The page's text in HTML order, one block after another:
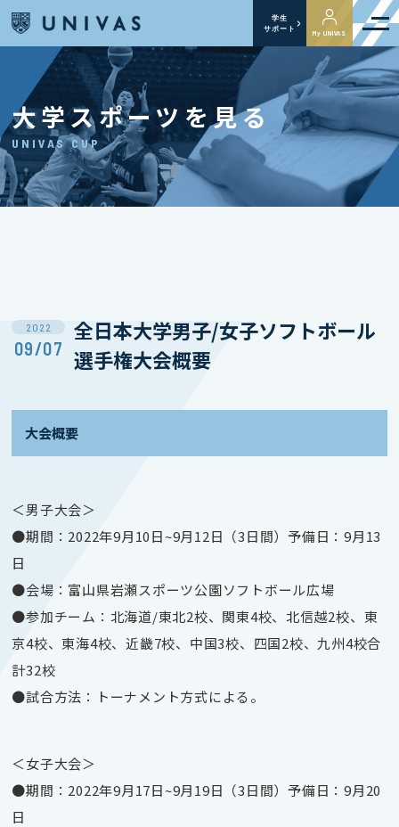
学生
サポート
My UNIVAS
大学スポーツを見る
UNIVAS CUP
2022
09/07
全日本大学男子/女子ソフトボール
選手権大会概要
大会概要
＜男子大会＞
●期間：2022年9月10日~9月12日（3日間）予備日：9月13
日
●会場：富山県岩瀬スポーツ公園ソフトボール広場
●参加チーム：北海道/東北2校、関東4校、北信越2校、東
京4校、東海4校、近畿7校、中国3校、四国2校、九州4校合
計32校
●試合方法：トーナメント方式による。
＜女子大会＞
●期間：2022年9月17日~9月19日（3日間）予備日：9月20
日